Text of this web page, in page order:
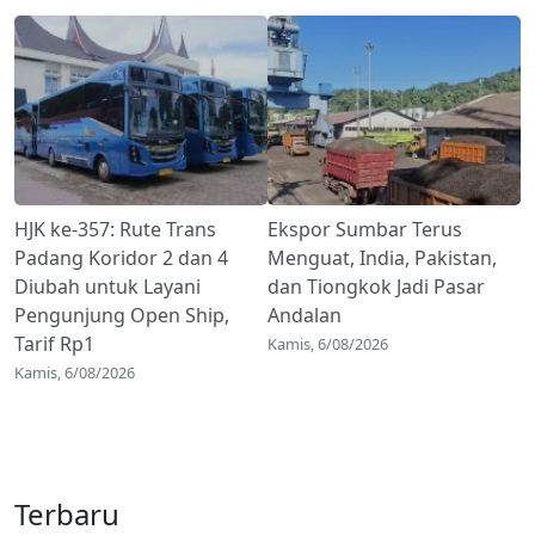
HJK ke-357: Rute Trans
Padang Koridor 2 dan 4
Diubah untuk Layani
Pengunjung Open Ship,
Tarif Rp1
Kamis, 6/08/2026
Ekspor Sumbar Terus
Menguat, India, Pakistan,
dan Tiongkok Jadi Pasar
Andalan
Kamis, 6/08/2026
Terbaru